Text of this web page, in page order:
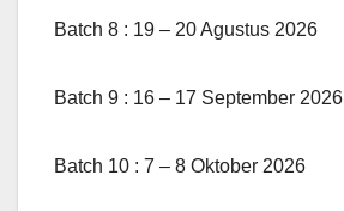
Batch 8 : 19 – 20 Agustus 2026
Batch 9 : 16 – 17 September 2026
Batch 10 : 7 – 8 Oktober 2026